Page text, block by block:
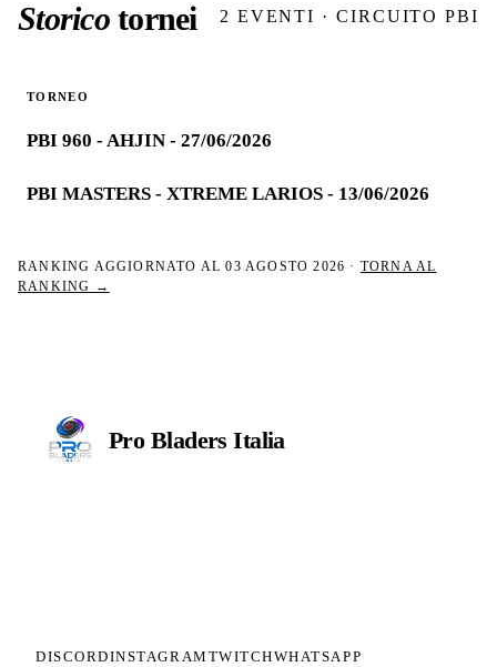
Storicotornei 2 EVENTI · CIRCUITO PBI
TORNEO
PBI 960 - AHJIN - 27/06/2026
PBI MASTERS - XTREME LARIOS - 13/06/2026
RANKING AGGIORNATO AL03 AGOSTO 2026 · TORNA AL
RANKING →
Pro BladersItalia
DISCORDINSTAGRAM TWITCHWHATSAPP